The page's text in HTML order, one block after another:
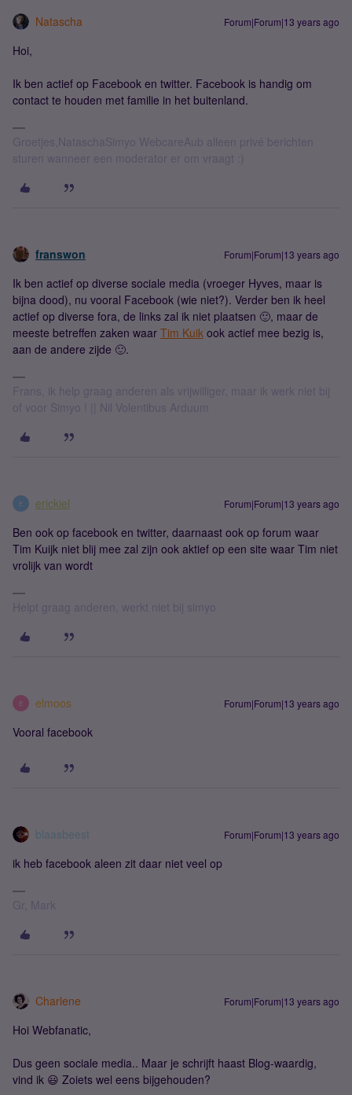
Natascha Forum|Forum|13 years ago
Hoi,
Ik ben actief op Facebook en twitter. Facebook is handig om
contact te houden met familie in het buitenland.
Groetjes,NataschaSimyo WebcareAub alleen privé berichten
sturen wanneer een moderator er om vraagt :)
franswon Forum|Forum|13 years ago
Ik ben actief op diverse sociale media (vroeger Hyves, maar is
bijna dood), nu vooral Facebook (wie niet?). Verder ben ik heel
actief op diverse fora, de links zal ik niet plaatsen 🙂, maar de
meeste betreffen zaken waar Tim Kuik ook actief mee bezig is,
aan de andere zijde 🙂.
Frans, ik help graag anderen als vrijwilliger, maar ik werk niet bij
of voor Simyo ! || Nil Volentibus Arduum
E erickiel Forum|Forum|13 years ago
Ben ook op facebook en twitter, daarnaast ook op forum waar
Tim Kuijk niet blij mee zal zijn ook aktief op een site waar Tim niet
vrolijk van wordt
Helpt graag anderen, werkt niet bij simyo
E elmoos Forum|Forum|13 years ago
Vooral facebook
blaasbeest Forum|Forum|13 years ago
ik heb facebook aleen zit daar niet veel op
Gr, Mark
Charlene Forum|Forum|13 years ago
Hoi Webfanatic,
Dus geen sociale media.. Maar je schrijft haast Blog-waardig,
vind ik 😃 Zoiets wel eens bijgehouden?